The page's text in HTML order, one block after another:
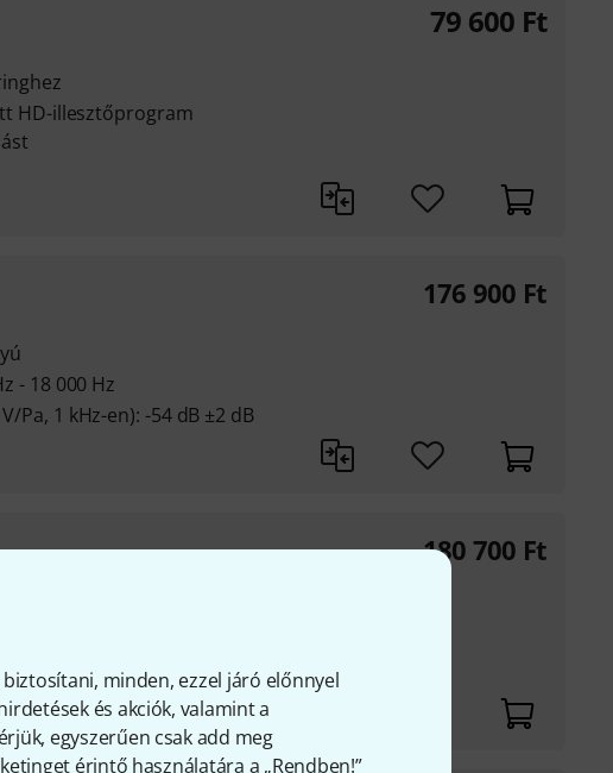
minden, ezzel járó előnnyel
és akciók, valamint a
egyszerűen csak add meg
érintő használatára a „Rendben!”
HD-illesztőprogram
79 600 Ft
- 18 000 Hz
Pa, 1 kHz-en): -54 dB ±2 dB
176 900 Ft
180 700 Ft